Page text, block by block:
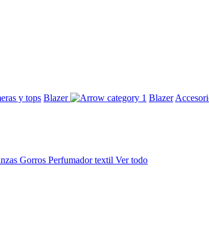
y tops Blazer Blazer
Gorros Perfumador textil Ver todo